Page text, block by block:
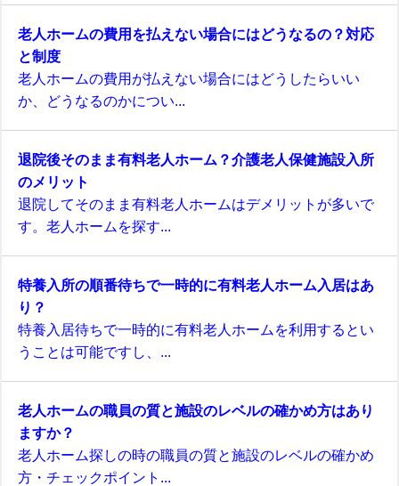
老人ホームの費用を払えない場合にはどうなるの？対応
と制度
老人ホームの費用が払えない場合にはどうしたらいい
か、どうなるのかについ...
退院後そのまま有料老人ホーム？介護老人保健施設入所
のメリット
退院してそのまま有料老人ホームはデメリットが多いで
す。老人ホームを探す...
特養入所の順番待ちで一時的に有料老人ホーム入居はあ
り？
特養入居待ちで一時的に有料老人ホームを利用するとい
うことは可能ですし、...
老人ホームの職員の質と施設のレベルの確かめ方はあり
ますか？
老人ホーム探しの時の職員の質と施設のレベルの確かめ
方・チェックポイント...